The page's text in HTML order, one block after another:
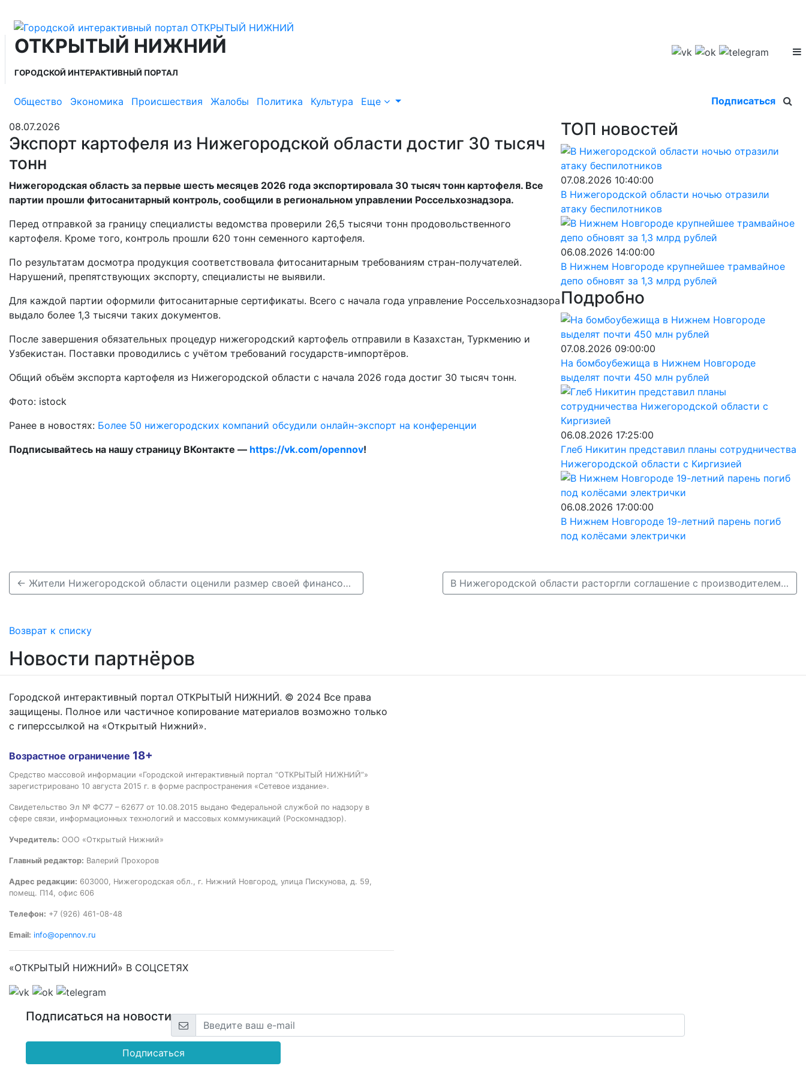
ОТКРЫТЫЙ НИЖНИЙ
ГОРОДСКОЙ ИНТЕРАКТИВНЫЙ ПОРТАЛ
Общество Экономика Происшествия Жалобы Политика Культура Еще Подписаться
08.07.2026
Экспорт картофеля из Нижегородской области достиг 30 тысяч
тонн
Нижегородская область за первые шесть месяцев 2026 года экспортировала 30 тысяч тонн картофеля. Все
партии прошли фитосанитарный контроль, сообщили в региональном управлении Россельхознадзора.
Перед отправкой за границу специалисты ведомства проверили 26,5 тысячи тонн продовольственного
картофеля. Кроме того, контроль прошли 620 тонн семенного картофеля.
По результатам досмотра продукция соответствовала фитосанитарным требованиям стран-получателей.
Нарушений, препятствующих экспорту, специалисты не выявили.
Для каждой партии оформили фитосанитарные сертификаты. Всего с начала года управление Россельхознадзора
выдало более 1,3 тысячи таких документов.
После завершения обязательных процедур нижегородский картофель отправили в Казахстан, Туркмению и
Узбекистан. Поставки проводились с учётом требований государств-импортёров.
Общий объём экспорта картофеля из Нижегородской области с начала 2026 года достиг 30 тысяч тонн.
Фото: istock
Ранее в новостях: Более 50 нижегородских компаний обсудили онлайн-экспорт на конференции
Подписывайтесь на нашу страницу ВКонтакте — https://vk.com/opennov!
ТОП новостей
07.08.2026 10:40:00
В Нижегородской области ночью отразили
атаку беспилотников
06.08.2026 14:00:00
В Нижнем Новгороде крупнейшее трамвайное
депо обновят за 1,3 млрд рублей
Подробно
07.08.2026 09:00:00
На бомбоубежища в Нижнем Новгороде
выделят почти 450 млн рублей
06.08.2026 17:25:00
Глеб Никитин представил планы сотрудничества
Нижегородской области с Киргизией
06.08.2026 17:00:00
В Нижнем Новгороде 19-летний парень погиб
под колёсами электрички
← Жители Нижегородской области оценили размер своей финансовой подушки В Нижегородской области расторгли соглашение с производителем ягод →
Возврат к списку
Новости партнёров
Городской интерактивный портал ОТКРЫТЫЙ НИЖНИЙ. © 2024 Все права
защищены. Полное или частичное копирование материалов возможно только
с гиперссылкой на «Открытый Нижний».
Возрастное ограничение 18+
Средство массовой информации «Городской интерактивный портал “ОТКРЫТЫЙ НИЖНИЙ”»
зарегистрировано 10 августа 2015 г. в форме распространения «Сетевое издание».
Свидетельство Эл № ФС77 – 62677 от 10.08.2015 выдано Федеральной службой по надзору в
сфере связи, информационных технологий и массовых коммуникаций (Роскомнадзор).
Учредитель: ООО «Открытый Нижний»
Главный редактор: Валерий Прохоров
Адрес редакции: 603000, Нижегородская обл., г. Нижний Новгород, улица Пискунова, д. 59,
помещ. П14, офис 606
Телефон: +7 (926) 461-08-48
Email: info@opennov.ru
«ОТКРЫТЫЙ НИЖНИЙ» В СОЦСЕТЯХ
Подписаться на новости
Подписаться